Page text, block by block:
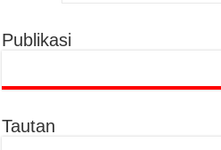
Publikasi
Tautan